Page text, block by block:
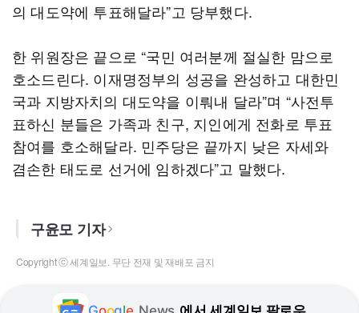
의 대도약에 투표해달라”고 당부했다.
한 위원장은 끝으로 “국민 여러분께 절실한 맘으로
호소드린다. 이재명정부의 성공을 완성하고 대한민
국과 지방자치의 대도약을 이뤄내 달라”며 “사전투
표하신 분들은 가족과 친구, 지인에게 전화로 투표
참여를 호소해달라. 민주당은 끝까지 낮은 자세와
겸손한 태도로 선거에 임하겠다”고 말했다.
구윤모 기자
Copyright ⓒ 세계일보. 무단 전재 및 재배포 금지